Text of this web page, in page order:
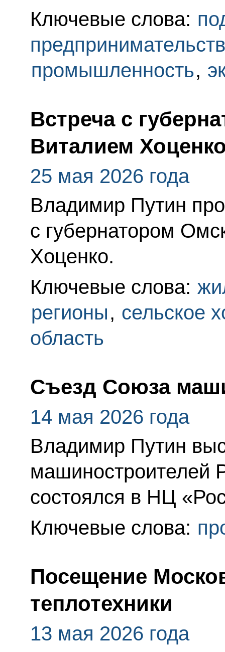
Ключевые слова:
промышленность,
Встреча с
Виталием
25 мая 2026 года
Владимир Путин
с губернатором
Хоценко.
Ключевые слова:
регионы, сельское
область
Съезд Союза
14 мая 2026 года
Владимир Путин
машиностроителей
состоялся в НЦ
Ключевые слова:
Посещение
теплотехники
13 мая 2026 года